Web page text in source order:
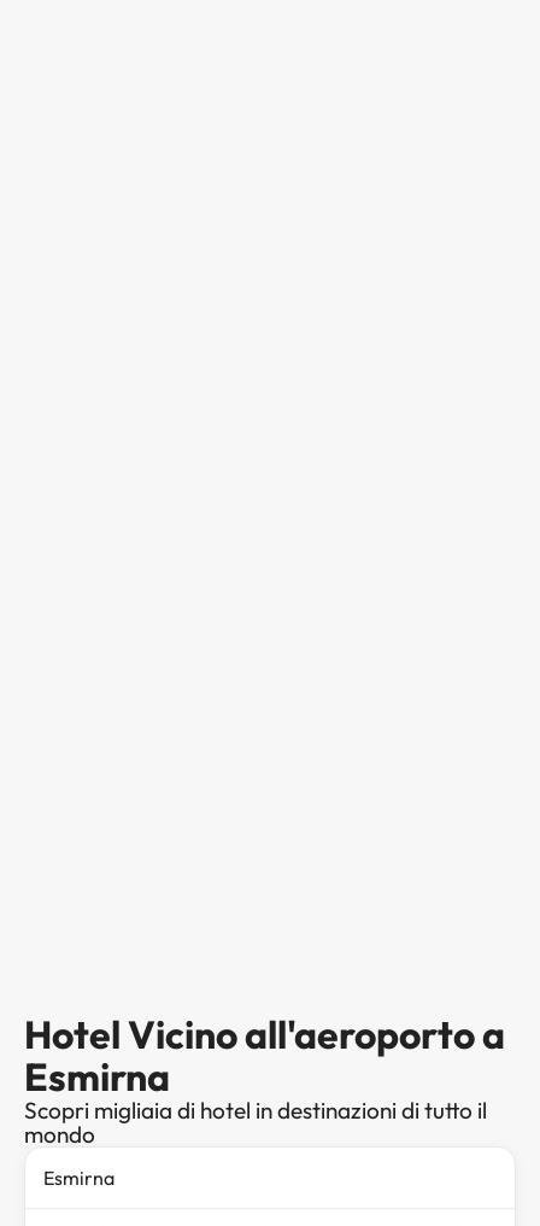
Hotel Vicino all'aeroporto a
Esmirna
Scopri migliaia di hotel in destinazioni di tutto il
mondo